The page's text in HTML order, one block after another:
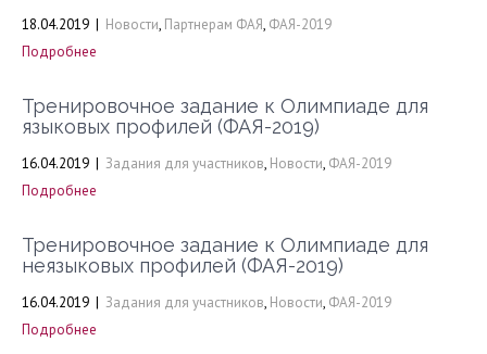
18.04.2019 | Новости, Партнерам ФАЯ, ФАЯ-2019
Подробнее
Тренировочное задание к Олимпиаде для
языковых профилей (ФАЯ-2019)
16.04.2019 | Задания для участников, Новости, ФАЯ-2019
Подробнее
Тренировочное задание к Олимпиаде для
неязыковых профилей (ФАЯ-2019)
16.04.2019 | Задания для участников, Новости, ФАЯ-2019
Подробнее